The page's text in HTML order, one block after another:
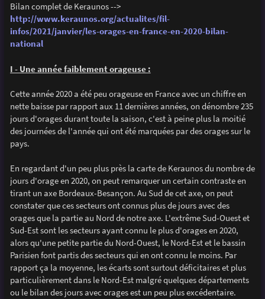
Bilan complet de Keraunos -->
http://www.keraunos.org/actualites/fil-
infos/2021/janvier/les-orages-en-france-en-2020-bilan-
national
I - Une année faiblement orageuse :
Cette année 2020 a été peu orageuse en France avec un chiffre en
nette baisse par rapport aux 11 dernières années, on dénombre 235
jours d'orages durant toute la saison, c'est à peine plus la moitié
des journées de l'année qui ont été marquées par des orages sur le
pays.
En regardant d'un peu plus près la carte de Keraunos du nombre de
jours d'orage en 2020, on peut remarquer un certain contraste en
tirant un axe Bordeaux-Besançon. Au Sud de cet axe, on peut
constater que ces secteurs ont connus plus de jours avec des
orages que la partie au Nord de notre axe. L'extrême Sud-Ouest et
Sud-Est sont les secteurs ayant connu le plus d'orages en 2020,
alors qu'une petite partie du Nord-Ouest, le Nord-Est et le bassin
Parisien font partis des secteurs qui en ont connu le moins. Par
rapport ça la moyenne, les écarts sont surtout déficitaires et plus
particulièrement dans le Nord-Est malgré quelques départements
ou le bilan des jours avec orages est un peu plus excédentaire.